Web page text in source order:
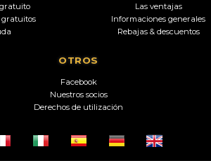
gratuitos
Las ventajas
Informaciones generales
Rebajas & descuentos
OTROS
Facebook
Nuestros socios
Derechos de utilización